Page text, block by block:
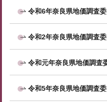
令和6年奈良県地価調査
令和2年奈良県地価調査
令和元年奈良県地価調査
令和5年奈良県地価調査